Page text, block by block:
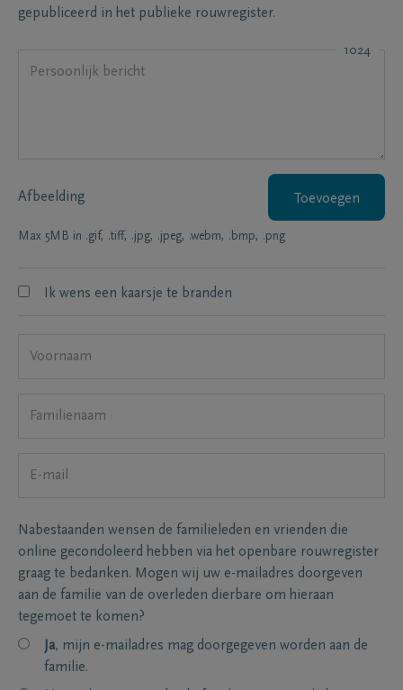
gepubliceerd in het publieke rouwregister.
1024
Afbeelding Toevoegen
Max 5MB in .gif, .tiff, .jpg, .jpeg, .webm, .bmp, .png
Ik wens een kaarsje te branden
Nabestaanden wensen de familieleden en vrienden die
online gecondoleerd hebben via het openbare rouwregister
graag te bedanken. Mogen wij uw e-mailadres doorgeven
aan de familie van de overleden dierbare om hieraan
tegemoet te komen?
Ja, mijn e-mailadres mag doorgegeven worden aan de
familie.